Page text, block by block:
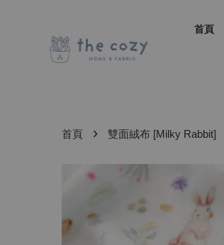
首頁
首頁 › 雙面絨布 [Milky Rabbit]